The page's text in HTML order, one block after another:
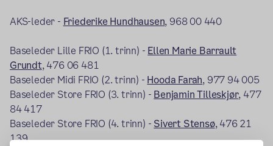
AKS-leder - Friederike Hundhausen, 968 00 440
Baseleder Lille FRIO (1. trinn) - Ellen Marie Barrault
Grundt, 476 06 481
Baseleder Midi FRIO (2. trinn) - Hooda Farah, 977 94 005
Baseleder Store FRIO (3. trinn) - Benjamin Tilleskjør, 477
84 417
Baseleder Store FRIO (4. trinn) - Sivert Stensø, 476 21
139